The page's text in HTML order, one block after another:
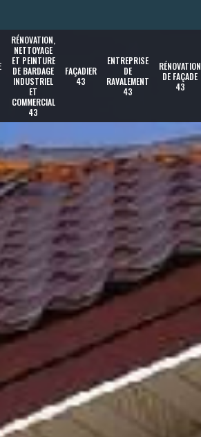
RÉNOVATION,
NETTOYAGE
ET PEINTURE
DE BARDAGE
INDUSTRIEL
ET
COMMERCIAL
43
FAÇADIER
43
ENTREPRISE
DE
RAVALEMENT
43
RÉNOVATION
DE FAÇADE
43